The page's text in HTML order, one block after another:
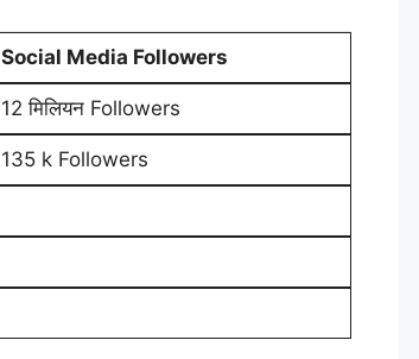
Social Media Followers
12 मिलियन Followers
135 k Followers